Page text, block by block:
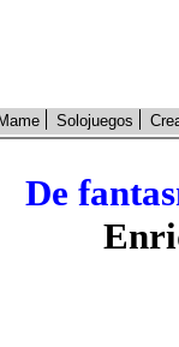
Mame Solojuegos
De